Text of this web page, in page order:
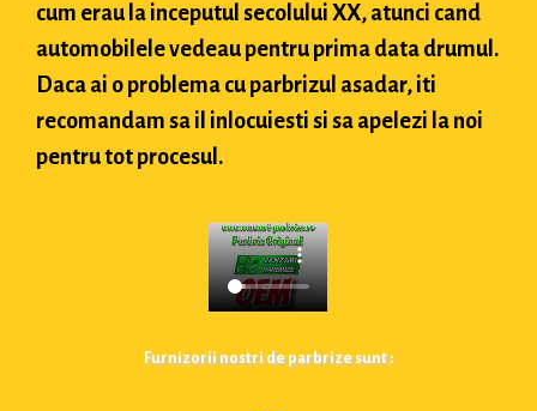
cum erau la inceputul secolului XX, atunci cand
automobilele vedeau pentru prima data drumul.
Daca ai o problema cu parbrizul asadar, iti
recomandam sa il inlocuiesti si sa apelezi la noi
pentru tot procesul.
Furnizorii nostri de parbrize sunt :